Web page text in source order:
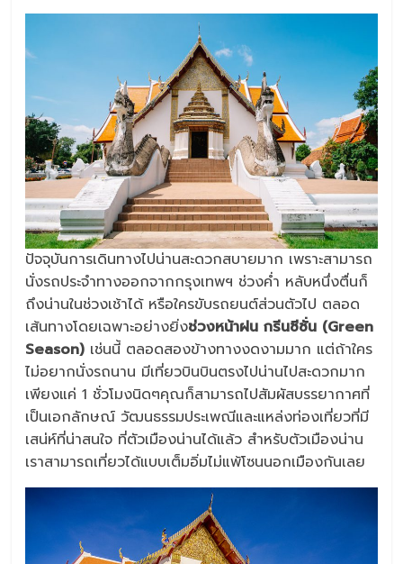
ปัจจุบันการเดินทางไปน่านสะดวกสบายมาก เพราะสามารถ
นั่งรถประจำทางออกจากกรุงเทพฯ ช่วงค่ำ หลับหนึ่งตื่นก็
ถึงน่านในช่วงเช้าได้ หรือใครขับรถยนต์ส่วนตัวไป ตลอด
เส้นทางโดยเฉพาะอย่างยิ่งช่วงหน้าฝน กรีนซีซั่น (Green
Season) เช่นนี้ ตลอดสองข้างทางงดงามมาก แต่ถ้าใคร
ไม่อยากนั่งรถนาน มีเที่ยวบินบินตรงไปน่านไปสะดวกมาก
เพียงแค่ 1 ชั่วโมงนิดๆคุณก็สามารถไปสัมผัสบรรยากาศที่
เป็นเอกลักษณ์ วัฒนธรรมประเพณีและแหล่งท่องเที่ยวที่มี
เสน่ห์ที่น่าสนใจ ที่ตัวเมืองน่านได้แล้ว สำหรับตัวเมืองน่าน
เราสามารถเที่ยวได้แบบเต็มอิ่มไม่แพ้โซนนอกเมืองกันเลย